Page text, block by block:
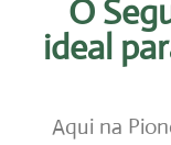
O
ideal
Aqui na